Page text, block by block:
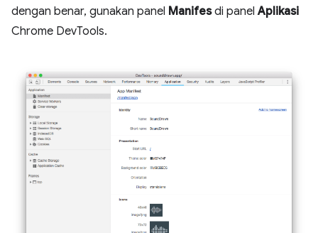
dengan benar, gunakan panel Manifesdi panelAplikasi
Chrome DevTools.